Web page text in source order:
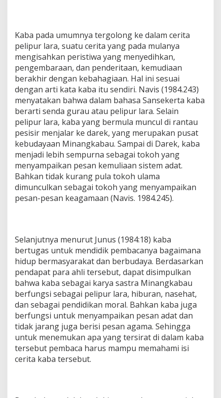
Kaba pada umumnya tergolong ke dalam cerita
pelipur lara, suatu cerita yang pada mulanya
mengisahkan peristiwa yang menyedihkan,
pengembaraan, dan penderitaan, kemudiaan
berakhir dengan kebahagiaan. Hal ini sesuai
dengan arti kata kaba itu sendiri. Navis (1984.243)
menyatakan bahwa dalam bahasa Sansekerta kaba
berarti senda gurau atau pelipur lara. Selain
pelipur lara, kaba yang bermula muncul di rantau
pesisir menjalar ke darek, yang merupakan pusat
kebudayaan Minangkabau. Sampai di Darek, kaba
menjadi lebih sempurna sebagai tokoh yang
menyampaikan pesan kemuliaan sistem adat.
Bahkan tidak kurang pula tokoh ulama
dimunculkan sebagai tokoh yang menyampaikan
pesan-pesan keagamaan (Navis. 1984.245).
Selanjutnya menurut Junus (1984:18) kaba
bertugas untuk mendidik pembacanya bagaimana
hidup bermasyarakat dan berbudaya. Berdasarkan
pendapat para ahli tersebut, dapat disimpulkan
bahwa kaba sebagai karya sastra Minangkabau
berfungsi sebagai pelipur lara, hiburan, nasehat,
dan sebagai pendidikan moral. Bahkan kaba juga
berfungsi untuk menyampaikan pesan adat dan
tidak jarang juga berisi pesan agama. Sehingga
untuk menemukan apa yang tersirat di dalam kaba
tersebut pembaca harus mampu memahami isi
cerita kaba tersebut.